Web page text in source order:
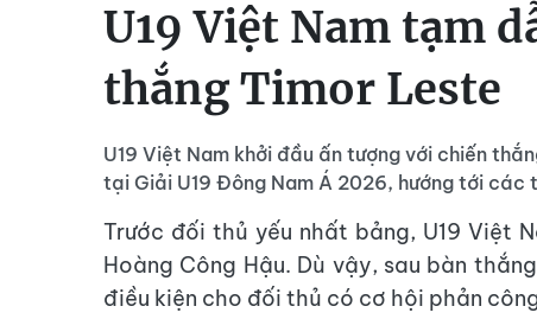
U19 Việt Nam tạm
thắng Timor Leste
U19 Việt Nam khởi đầu ấn tượng với chiến
tại Giải U19 Đông Nam Á 2026, hướng tới các
Trước đối thủ yếu nhất bảng, U19 Việt
Hoàng Công Hậu. Dù vậy, sau bàn
điều kiện cho đối thủ có cơ hội phản